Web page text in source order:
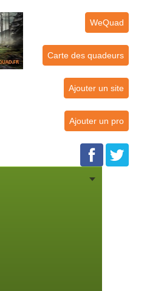
WeQuad
Carte des quadeurs
Ajouter un site
Ajouter un pro